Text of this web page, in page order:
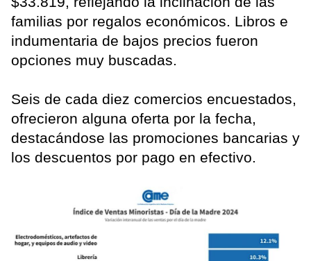
familias por regalos económicos. Libros e
indumentaria de bajos precios fueron
opciones muy buscadas.
Seis de cada diez comercios encuestados,
ofrecieron alguna oferta por la fecha,
destacándose las promociones bancarias y
los descuentos por pago en efectivo.